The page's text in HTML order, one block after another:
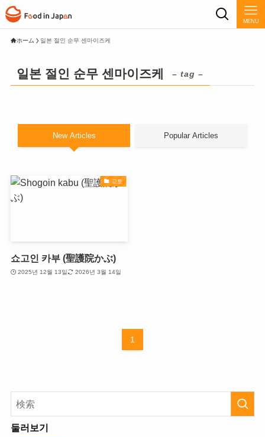
MENU
ホーム 일본 절인 순무 센마이즈케
일본 절인 순무 센마이즈케 – tag –
New Articles Popular Articles
교토
쇼고인 카부 (聖護院かぶ)
2025년 12월 13일 2026년 3월 14일
1
둘러보기